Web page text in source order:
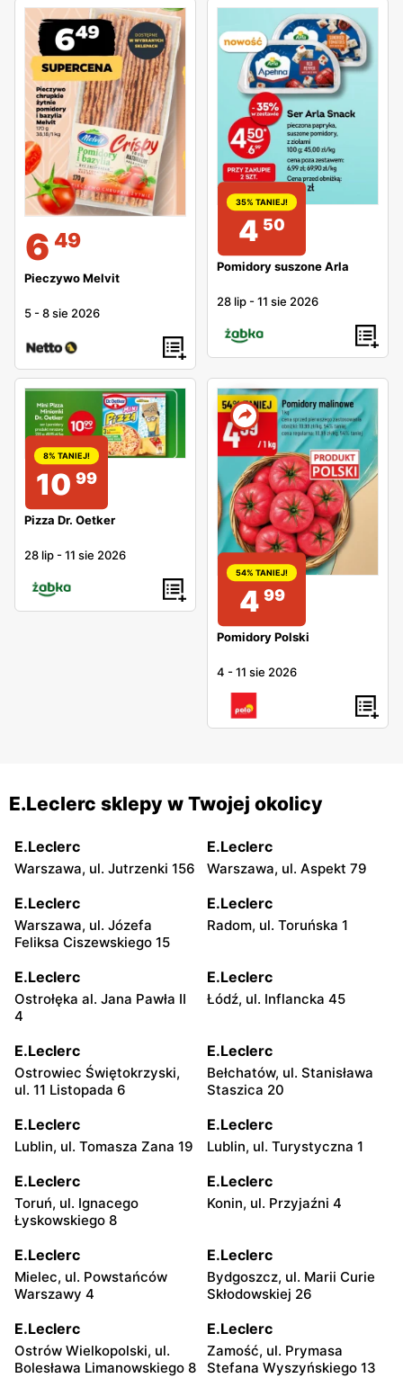
6 49
Pieczywo Melvit
5 -8 sie 2026
35% TANIEJ!
4 50
Pomidory suszone Arla
28 lip -11 sie 2026
8% TANIEJ!
10 99
Pizza Dr. Oetker
28 lip -11 sie 2026
54% TANIEJ!
4 99
Pomidory Polski
4 -11 sie 2026
E.Leclerc sklepy w Twojej okolicy
E.Leclerc
Warszawa, ul. Jutrzenki 156
E.Leclerc
Warszawa, ul. Aspekt 79
E.Leclerc
Warszawa, ul. Józefa
Feliksa Ciszewskiego 15
E.Leclerc
Radom, ul. Toruńska 1
E.Leclerc
Ostrołęka al. Jana Pawła II
4
E.Leclerc
Łódź, ul. Inflancka 45
E.Leclerc
Ostrowiec Świętokrzyski,
ul. 11 Listopada 6
E.Leclerc
Bełchatów, ul. Stanisława
Staszica 20
E.Leclerc
Lublin, ul. Tomasza Zana 19
E.Leclerc
Lublin, ul. Turystyczna 1
E.Leclerc
Toruń, ul. Ignacego
Łyskowskiego 8
E.Leclerc
Konin, ul. Przyjaźni 4
E.Leclerc
Mielec, ul. Powstańców
Warszawy 4
E.Leclerc
Bydgoszcz, ul. Marii Curie
Skłodowskiej 26
E.Leclerc
Ostrów Wielkopolski, ul.
Bolesława Limanowskiego 8
E.Leclerc
Zamość, ul. Prymasa
Stefana Wyszyńskiego 13